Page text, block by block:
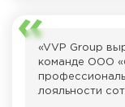
«VVP Group
команде ООО
лояльности